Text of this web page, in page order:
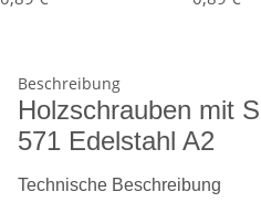
Beschreibung
Holzschrauben mit
571 Edelstahl A2
Technische Beschreibung